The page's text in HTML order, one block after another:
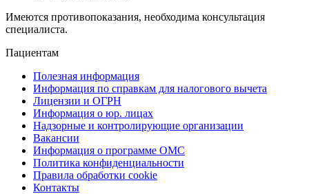
Имеются противопоказания, необходима консультация
специалиста.
Пациентам
Полезная информация
Информация по справкам для налогового вычета
Лицензии и ОГРН
Информация о юр. лицах
Надзорные и контролирующие организации
Вакансии
Информация о программе ОМС
Политика конфиденциальности
Правила обработки cookie
Контакты